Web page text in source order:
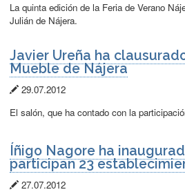
publicación:
La quinta edición de la Feria de Verano
Julián de Nájera.
Javier Ureña ha
Mueble de Nájera
Fecha
29.07.2012
El salón, que ha contado con la
Íñigo Nagore ha
participan 23
Fecha
27.07.2012